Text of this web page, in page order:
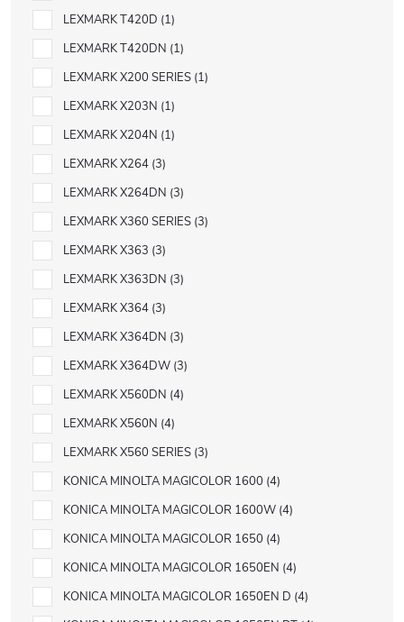
LEXMARK T420D 1
LEXMARK T420DN 1
LEXMARK X200 SERIES 1
LEXMARK X203N 1
LEXMARK X204N 1
LEXMARK X264 3
LEXMARK X264DN 3
LEXMARK X360 SERIES 3
LEXMARK X363 3
LEXMARK X363DN 3
LEXMARK X364 3
LEXMARK X364DN 3
LEXMARK X364DW 3
LEXMARK X560DN 4
LEXMARK X560N 4
LEXMARK X560 SERIES 3
KONICA MINOLTA MAGICOLOR 1600 4
KONICA MINOLTA MAGICOLOR 1600W 4
KONICA MINOLTA MAGICOLOR 1650 4
KONICA MINOLTA MAGICOLOR 1650EN 4
KONICA MINOLTA MAGICOLOR 1650EN D 4